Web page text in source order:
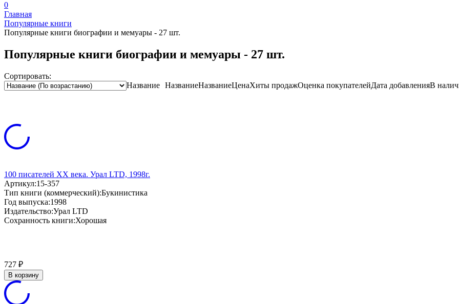
0
Главная
Популярные книги
Популярные книги биографии и мемуары - 27 шт.
Популярные книги биографии и мемуары - 27 шт.
Сортировать:
Название НазваниеНазваниеЦенаХиты продажОценка покупателейДата добавленияВ
100 писателей XX века. Урал LTD, 1998г.
Артикул:15-357
Тип книги (коммерческий):Букинистика
Год выпуска:1998
Издательство:Урал LTD
Сохранность книги:Хорошая
727 ₽
В корзину